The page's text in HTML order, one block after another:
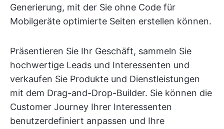
Generierung, mit der Sie ohne Code für
Mobilgeräte optimierte Seiten erstellen können.
Präsentieren Sie Ihr Geschäft, sammeln Sie
hochwertige Leads und Interessenten und
verkaufen Sie Produkte und Dienstleistungen
mit dem Drag-and-Drop-Builder. Sie können die
Customer Journey Ihrer Interessenten
benutzerdefiniert anpassen und Ihre